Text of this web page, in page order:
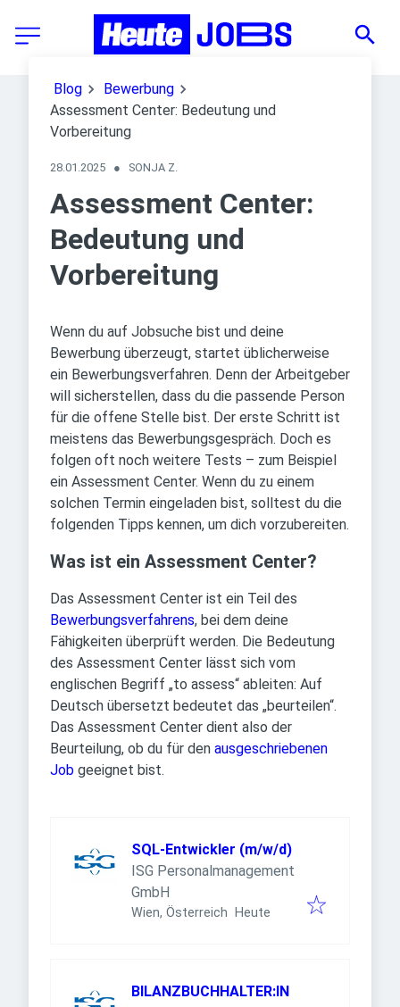
Blog
Bewerbung
Assessment Center: Bedeutung und
Vorbereitung
28.01.2025 ● SONJA Z.
Assessment Center:
Bedeutung und
Vorbereitung
Wenn du auf Jobsuche bist und deine
Bewerbung überzeugt, startet üblicherweise
ein Bewerbungsverfahren. Denn der Arbeitgeber
will sicherstellen, dass du die passende Person
für die offene Stelle bist. Der erste Schritt ist
meistens das Bewerbungsgespräch. Doch es
folgen oft noch weitere Tests – zum Beispiel
ein Assessment Center. Wenn du zu einem
solchen Termin eingeladen bist, solltest du die
folgenden Tipps kennen, um dich vorzubereiten.
Was ist ein Assessment Center?
Das Assessment Center ist ein Teil des
Bewerbungsverfahrens, bei dem deine
Fähigkeiten überprüft werden. Die Bedeutung
des Assessment Center lässt sich vom
englischen Begriff „to assess“ ableiten: Auf
Deutsch übersetzt bedeutet das „beurteilen“.
Das Assessment Center dient also der
Beurteilung, ob du für den ausgeschriebenen
Job geeignet bist.
SQL-Entwickler (m/w/d)
ISG Personalmanagement
GmbH
Wien, Österreich Veröffentlicht:
Heute
BILANZBUCHHALTER:IN